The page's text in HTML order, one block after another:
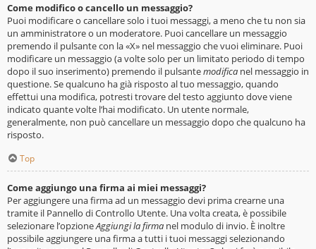
Come modifico o cancello un messaggio?
Puoi modificare o cancellare solo i tuoi messaggi, a meno che tu non sia
un amministratore o un moderatore. Puoi cancellare un messaggio
premendo il pulsante con la «X» nel messaggio che vuoi eliminare. Puoi
modificare un messaggio (a volte solo per un limitato periodo di tempo
dopo il suo inserimento) premendo il pulsantemodifica nel messaggio in
questione. Se qualcuno ha già risposto al tuo messaggio, quando
effettui una modifica, potresti trovare del testo aggiunto dove viene
indicato quante volte l’hai modificato. Un utente normale,
generalmente, non può cancellare un messaggio dopo che qualcuno ha
risposto.
Top
Come aggiungo una firma ai miei messaggi?
Per aggiungere una firma ad un messaggio devi prima crearne una
tramite il Pannello di Controllo Utente. Una volta creata, è possibile
selezionare l’opzioneAggiungi la firma nel modulo di invio. È inoltre
possibile aggiungere una firma a tutti i tuoi messaggi selezionando